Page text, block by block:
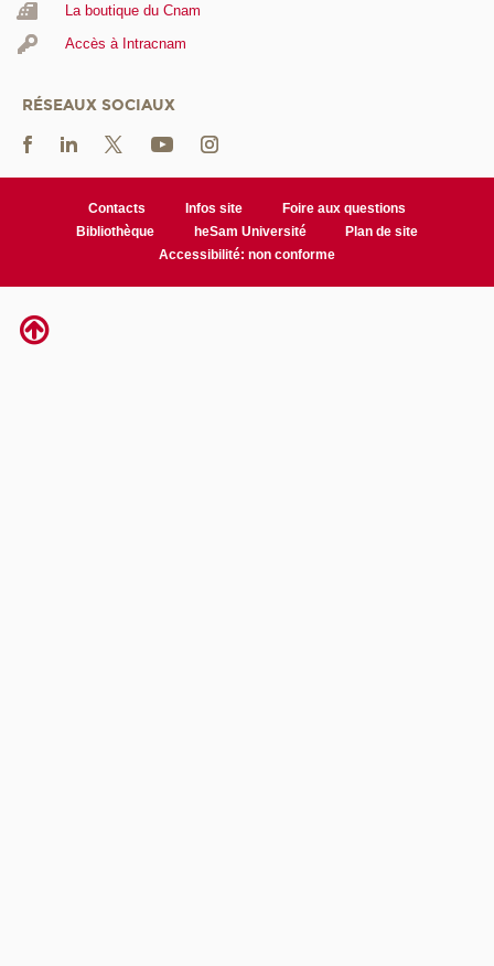
La boutique du Cnam
Accès à Intracnam
RÉSEAUX SOCIAUX
Contacts Infos site
Foire aux questions
Bibliothèque
heSam Université
Plan de site
Accessibilité: non conforme